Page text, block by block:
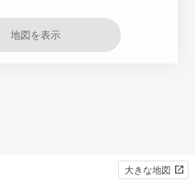
地図を表示
大きな地図